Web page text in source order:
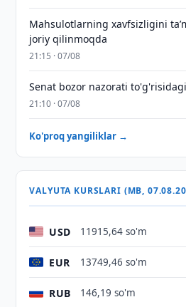
Mahsulotlarning xavfsizligini
joriy qilinmoqda
21:15 · 07/08
Senat bozor nazorati
21:10 · 07/08
Ko'proq yangiliklar →
VALYUTA KURSLARI (MB,
USD 11915,64 so'm
EUR 13749,46 so'm
RUB 146,19 so'm